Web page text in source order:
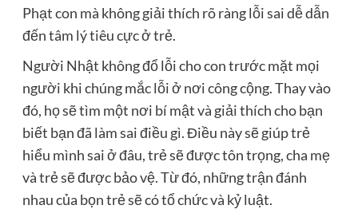
Phạt con mà không giải thích rõ ràng lỗi sai dễ dẫn
đến tâm lý tiêu cực ở trẻ.
Người Nhật không đổ lỗi cho con trước mặt mọi
người khi chúng mắc lỗi ở nơi công cộng. Thay vào
đó, họ sẽ tìm một nơi bí mật và giải thích cho bạn
biết bạn đã làm sai điều gì. Điều này sẽ giúp trẻ
hiểu mình sai ở đâu, trẻ sẽ được tôn trọng, cha mẹ
và trẻ sẽ được bảo vệ. Từ đó, những trận đánh
nhau của bọn trẻ sẽ có tổ chức và kỷ luật.